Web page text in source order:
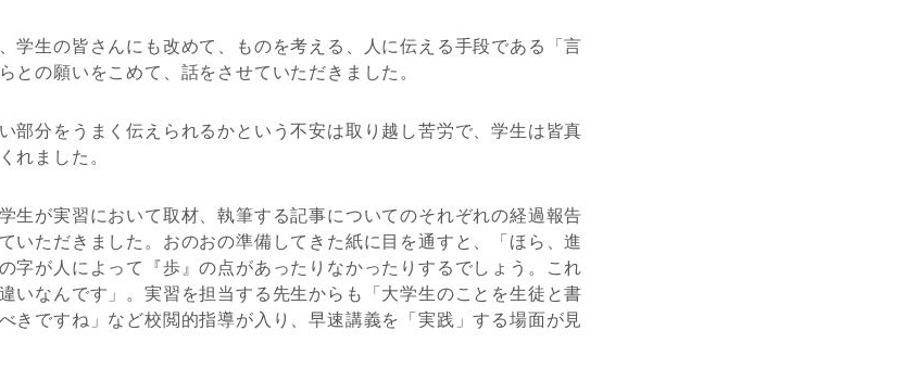
学生の皆さんにも改めて、ものを考える、人に伝える手段である「言
との願いをこめて、話をさせていただきました。
部分をうまく伝えられるかという不安は取り越し苦労で、学生は皆真
れました。
生が実習において取材、執筆する記事についてのそれぞれの経過報告
いただきました。おのおの準備してきた紙に目を通すと、「ほら、進
字が人によって『歩』の点があったりなかったりするでしょう。これ
いなんです」。実習を担当する先生からも「大学生のことを生徒と書
きですね」など校閲的指導が入り、早速講義を「実践」する場面が見